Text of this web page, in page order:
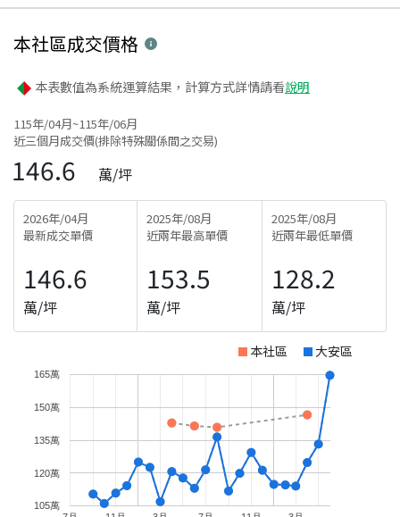
本社區成交價格
本表數值為系統運算結果，計算方式詳情請看說明
115年/04月~115年/06月
近三個月成交價(排除特殊關係間之交易)
146.6 萬/坪
2026年/04月
最新成交單價
146.6
萬/坪
2025年/08月
近兩年最高單價
153.5
萬/坪
2025年/08月
近兩年最低單價
128.2
萬/坪
本社區 大安區
105萬
120萬
135萬
150萬
165萬